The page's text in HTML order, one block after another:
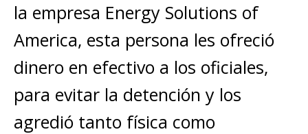
la empresa Energy Solutions of
America, esta persona les ofreció
dinero en efectivo a los oficiales,
para evitar la detención y los
agredió tanto física como